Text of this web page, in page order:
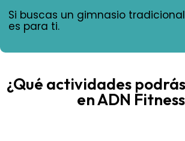
Si buscas un gimnasio
es para ti.
¿Qué actividades
en ADN